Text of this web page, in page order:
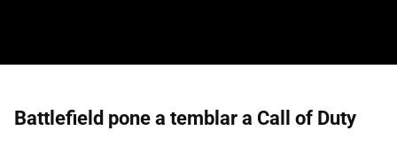
Battlefield pone a temblar a Call of Duty